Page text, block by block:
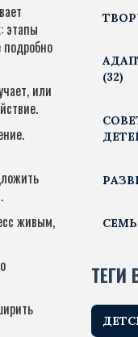
этапы
или
живым,
(32)
ТЕГИ